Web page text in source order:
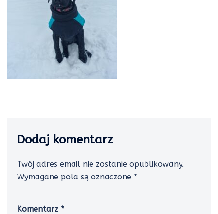
Dodaj komentarz
Twój adres email nie zostanie opublikowany.
Wymagane pola są oznaczone *
Komentarz *